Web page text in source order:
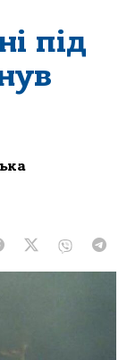
під